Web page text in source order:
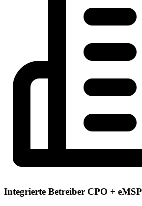
Integrierte Betreiber CPO + eMSP